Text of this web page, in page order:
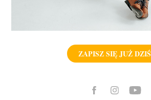
ZAPISZ SIĘ JUŻ DZIŚ